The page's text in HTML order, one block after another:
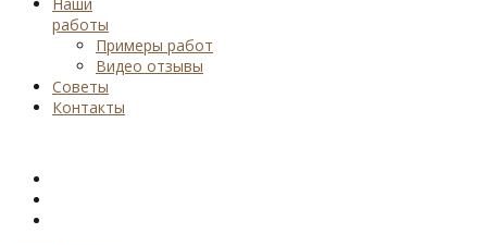
Наши
работы
Примеры работ
Видео отзывы
Советы
Контакты